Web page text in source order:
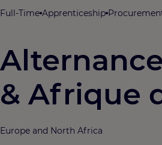
Full-Time Apprenticeship
& Afrique
Europe and North Africa